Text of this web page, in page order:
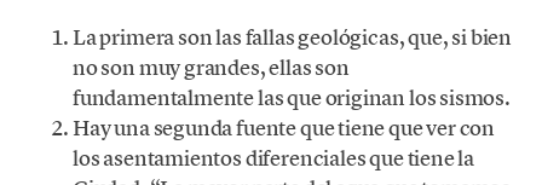
La primera son las fallas geológicas, que, si bien
no son muy grandes, ellas son
fundamentalmente las que originan los sismos.
Hay una segunda fuente que tiene que ver con
los asentamientos diferenciales que tiene la